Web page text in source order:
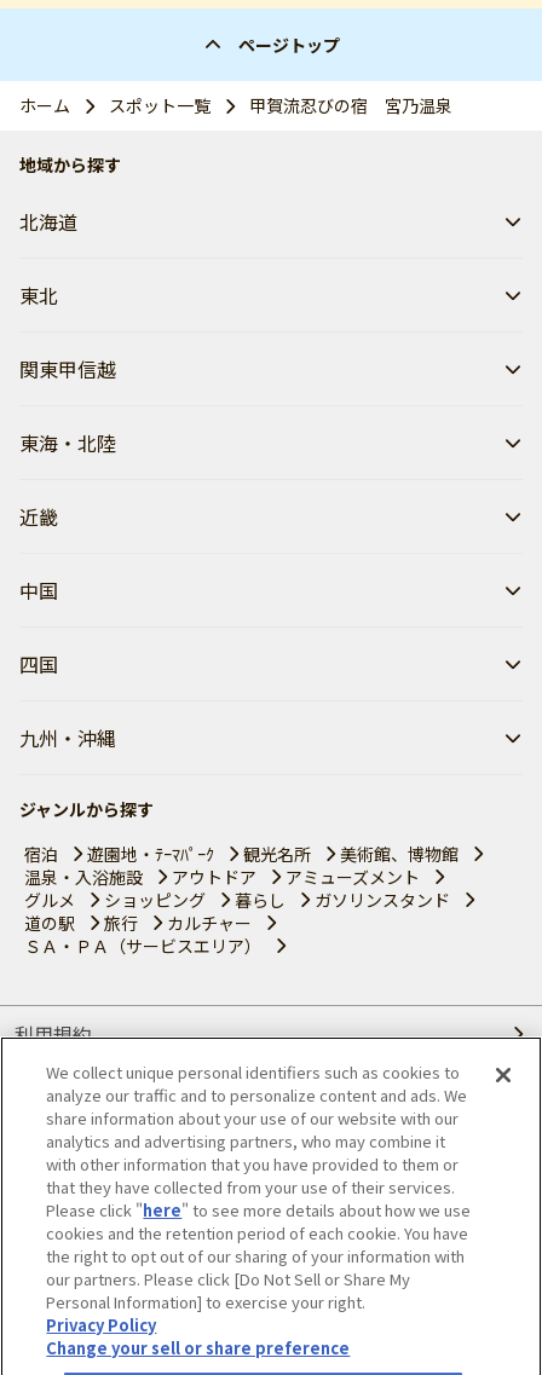
ページトップ
ホーム スポット一覧 甲賀流忍びの宿 宮乃温泉
地域から探す
北海道
東北
関東甲信越
東海・北陸
近畿
中国
四国
九州・沖縄
ジャンルから探す
宿泊
遊園地・ﾃｰﾏﾊﾟｰｸ 観光名所
美術館、博物館
温泉・入浴施設
アウトドア
アミューズメント
グルメ
ショッピング 暮らし
ガソリンスタンド
道の駅
旅行
カルチャー
ＳＡ・ＰＡ（サービスエリア）
利用規約
個人情報の取り扱いについて
会員優待サービスの提携をご検討の方へ
JAFホームページ
© JAPAN AUTOMOBILE FEDERATION. All rights reserved.
We collect unique personal identifiers such as cookies to
analyze our traffic and to personalize content and ads. We
share information about your use of our website with our
analytics and advertising partners, who may combine it
with other information that you have provided to them or
that they have collected from your use of their services.
Please click "here" to see more details about how we use
cookies and the retention period of each cookie. You have
the right to opt out of our sharing of your information with
our partners. Please click [Do Not Sell or Share My
Personal Information] to exercise your right.
Privacy Policy
Change your sell or share preference